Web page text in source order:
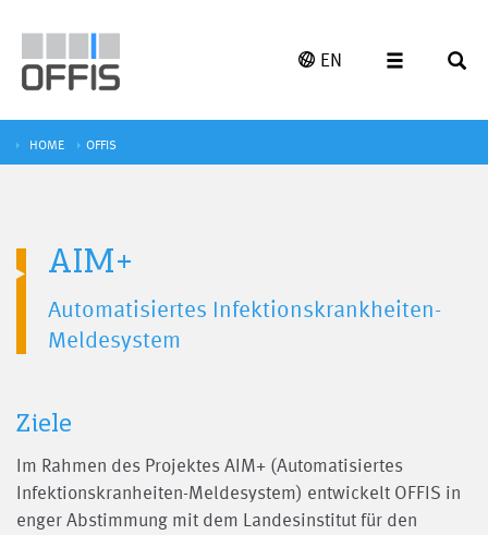
EN
HOME OFFIS
AIM+
Automatisiertes Infektionskrankheiten-
Meldesystem
Ziele
Im Rahmen des Projektes AIM+ (Automatisiertes
Infektionskranheiten-Meldesystem) entwickelt OFFIS in
enger Abstimmung mit dem Landesinstitut für den